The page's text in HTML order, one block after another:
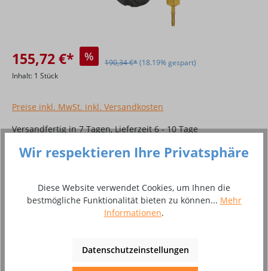
155,72 €* % 190,34 €*(18.19% gespart)
Inhalt: 1 Stück
Preise inkl. MwSt. inkl. Versandkosten
Versandfertig in 7 Tagen, Lieferzeit 6 - 10 Tage
Produkt Anzahl: Gib den gewünschten
In den Warenkorb
Zum Merkzettel hinzufügen
8002559
Wir respektieren Ihre Privatsphäre
Diese Website verwendet Cookies, um Ihnen die
bestmögliche Funktionalität bieten zu können... Mehr
Informationen.
Datenschutzeinstellungen